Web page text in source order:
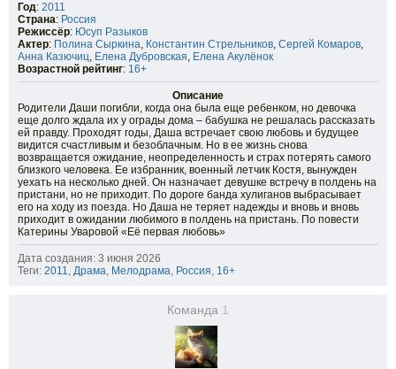
Год: 2011
Страна: Россия
Режиссёр: Юсуп Разыков
Актер: Полина Сыркина, Константин Стрельников, Сергей Комаров,
Анна Казючиц, Елена Дубровская, Елена Акулёнок
Возрастной рейтинг: 16+
Описание
Родители Даши погибли, когда она была еще ребенком, но девочка
еще долго ждала их у ограды дома – бабушка не решалась рассказать
ей правду. Проходят годы, Даша встречает свою любовь и будущее
видится счастливым и безоблачным. Но в ее жизнь снова
возвращается ожидание, неопределенность и страх потерять самого
близкого человека. Ее избранник, военный летчик Костя, вынужден
уехать на несколько дней. Он назначает девушке встречу в полдень на
пристани, но не приходит. По дороге банда хулиганов выбрасывает
его на ходу из поезда. Но Даша не теряет надежды и вновь и вновь
приходит в ожидании любимого в полдень на пристань. По повести
Катерины Уваровой «Её первая любовь»
Дата создания: 3 июня 2026
Теги: 2011, Драма, Мелодрама, Россия, 16+
Команда 1